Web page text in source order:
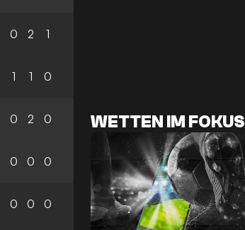
0 2 1
1 1 0
0 2 0
0 0 0
0 0 0
WETTEN IM FOKUS